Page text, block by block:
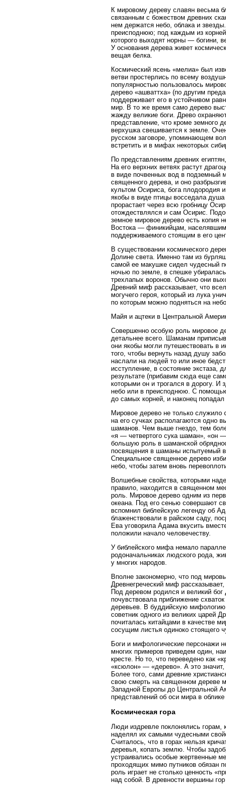
К мировому дереву славян весьма
связанным с божеством древних
нем держатся небо, облака и
преисподнюю; под каждым из корней
которого выходят норны — богини,
У основания дерева живет
вещая белка.
Космический ясень «мелиа» был
ветви простерлись по всему
популярностью пользовалось
дерево «ашваттха» (по другим
поддерживает его в устойчивом
мир. В то же время само дерево
жажду великие боги. Древо
представление, что кроме земного
верхушка свешивается к земле.
русском заговоре, упоминающем
встретить и в мифах некоторых
По представлениям древних
На его верхних ветвях растут
в виде почвенных вод в подземный
священного дерева, и оно
культом Осириса, бога плодородия
якобы в виде птицы восседала душа
прорастает через всю гробницу
отождествлялся и сам Осирис.
земное мировое дерево есть копия
Востока — финикийцам, населявшим
поддерживаемого стоящим в его
В существовании космического
Долине света. Именно там из
самой ее макушке сидел чудесный
ночью по земле, в спешке
трехлапых воронов. Обычно они
Древний миф рассказывает, что
могучего героя, который из лука
по которым можно подняться на
Майя и ацтеки в Центральной
Совершенно особую роль мировое
детальнее всего. Шаманам
они якобы могли путешествовать в
того, чтобы вернуть назад душу
наслали на людей то или иное
исступление, в состояние экстаза,
результате (прибавим сюда еще
которыми он и трогался в дорогу.
небо или в преисподнюю. С
до самых корней, и наконец
Мировое дерево не только
на его сучках располагаются одно
шаманов. Чем выше гнездо, тем
«я — четвертого сука шаман», «он
большую роль в шаманской
посвящения в шаманы испытуемый
Специальное священное дерево
небо, чтобы затем вновь
Волшебные свойства, которыми
правило, находится в священном
роль. Мировое дерево одним из
океана. Под его сенью совершают
вспомнил библейскую легенду об
блаженствовали в райском саду,
Ева уговорила Адама вкусить
положили начало человечеству.
У библейского мифа немало
родоначальниках людского рода,
у многих народов.
Вполне закономерно, что под
Древнегреческий миф
Под деревом родился и великий
почувствовала приближение
деревьев. В буддийскую
советник одного из великих царей
почиталась китайцами в качестве
сосущим листья одиноко стоящего
Боги и мифологические персонажи
многих примеров приведем один,
кресте. Но то, что переведено как
«ксюлон» — «дерево». А это значит,
Более того, сами древние
свою смерть на священном дереве
Западной Европы до Центральной
представлений об оси мира в
Космическая гора
Люди издревле поклонялись горам,
наделял их самыми чудесными
Считалось, что в горах нельзя
деревья, копать землю. Чтобы
устраивались особые жертвенные
проходящих мимо путников обязан
роль играет не столько ценность
над собой. В древности вершины